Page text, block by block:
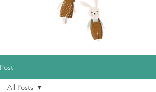
Post
All Posts